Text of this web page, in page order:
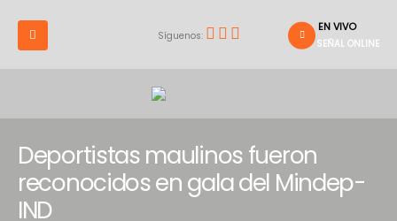
Síguenos:
EN VIVO
SEÑAL ONLINE
Deportistas maulinos fueron
reconocidos en gala del Mindep-
IND